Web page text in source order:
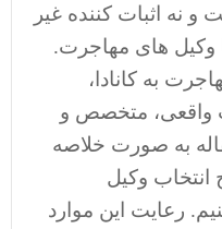
نه اثبات کننده غیر
وکیل های مهاجرت.
به کانادا،
واقعی، متخصص و
به صورت خلاصه
انتخاب وکیل
رعایت این موارد